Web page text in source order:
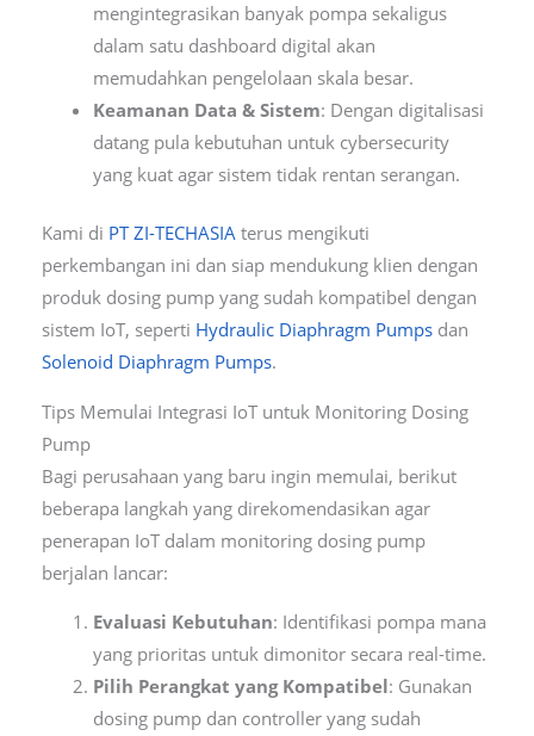
mengintegrasikan banyak pompa sekaligus
dalam satu dashboard digital akan
memudahkan pengelolaan skala besar.
Keamanan Data & Sistem: Dengan digitalisasi
datang pula kebutuhan untuk cybersecurity
yang kuat agar sistem tidak rentan serangan.
Kami di PT ZI-TECHASIAterus mengikuti
perkembangan ini dan siap mendukung klien dengan
produk dosing pump yang sudah kompatibel dengan
sistem IoT, seperti Hydraulic Diaphragm Pumpsdan
Solenoid Diaphragm Pumps.
Tips Memulai Integrasi IoT untuk Monitoring Dosing
Pump
Bagi perusahaan yang baru ingin memulai, berikut
beberapa langkah yang direkomendasikan agar
penerapan IoT dalam monitoring dosing pump
berjalan lancar:
Evaluasi Kebutuhan: Identifikasi pompa mana
yang prioritas untuk dimonitor secara real-time.
Pilih Perangkat yang Kompatibel: Gunakan
dosing pump dan controller yang sudah